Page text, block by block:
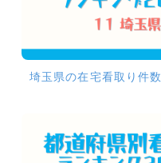
埼玉県の在宅看取り件